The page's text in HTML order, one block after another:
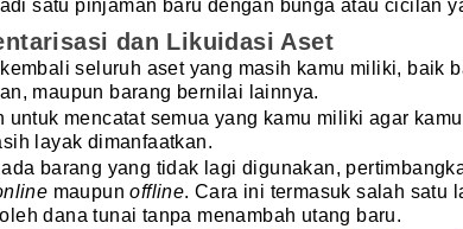
satu pinjaman baru dengan bunga atau cicilan
dan Likuidasi Aset
seluruh aset yang masih kamu miliki, baik
maupun barang bernilai lainnya.
untuk mencatat semua yang kamu miliki agar
layak dimanfaatkan.
barang yang tidak lagi digunakan,
maupunoffline. Cara ini termasuk salah satu
dana tunai tanpa menambah utang baru.